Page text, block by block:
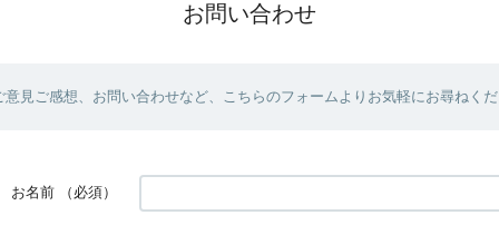
お問い合わせ
見ご感想、お問い合わせなど、こちらのフォームよりお気軽にお尋ねくだ
お名前 （必須）